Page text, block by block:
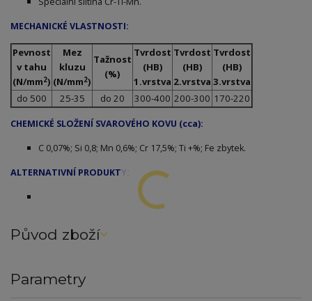
MECHANICKÉ VLASTNOSTI:
Pevnost
v tahu
(N/mm2)
Mez
kluzu
(N/mm2)
Tažnost
(%)
Tvrdost
(HB)
1.vrstva
Tvrdost
(HB)
2.vrstva
Tvrdost
(HB)
3.vrstva
do 500
25-35 do 20 300-400 200-300 170-220
CHEMICKÉ SLOŽENÍ SVAROVÉHO KOVU (cca):
C 0,07%; Si 0,8; Mn 0,6%; Cr 17,5%; Ti +%; Fe zbytek.
ALTERNATIVNÍ PRODUKTY:
Původ zboží
Parametry